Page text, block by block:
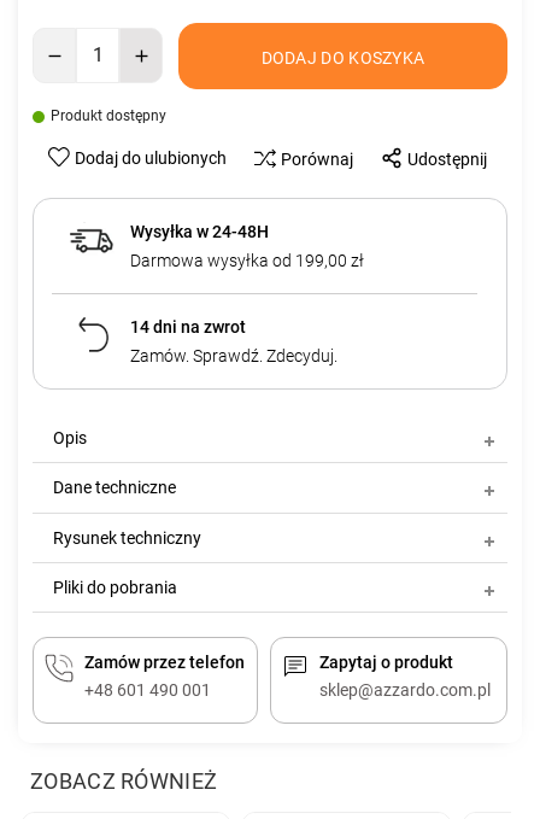
DODAJ DO KOSZYKA
Produkt dostępny
Dodaj do ulubionych Porównaj Udostępnij
Wysyłka w 24-48H
Darmowa wysyłka od 199,00 zł
14 dni na zwrot
Zamów. Sprawdź. Zdecyduj.
Opis
Dane techniczne
Rysunek techniczny
Pliki do pobrania
Zamów przez telefon
+48 601 490 001
Zapytaj o produkt
sklep@azzardo.com.pl
ZOBACZ RÓWNIEŻ